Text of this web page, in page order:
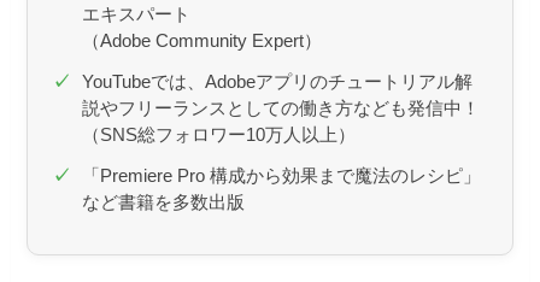
エキスパート
（Adobe Community Expert）
YouTubeでは、Adobeアプリのチュートリアル解
説やフリーランスとしての働き方なども発信中！​
（SNS総フォロワー10万人以上）
「Premiere Pro 構成から効果まで魔法のレシピ」
など書籍を多数出版